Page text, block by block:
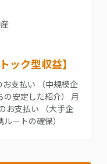
ック型収益】
支払い （中規模企
安定した紹介） 月
お支払い （大手企
ートの確保）